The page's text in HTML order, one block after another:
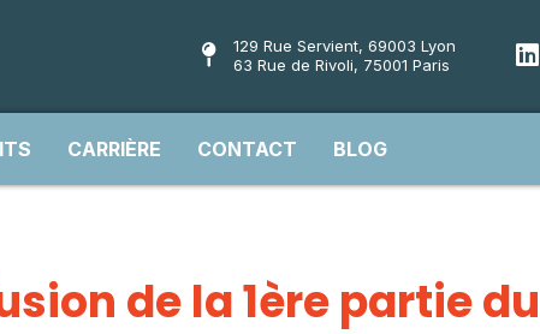
129 Rue Servient, 69003 Lyon
63 Rue de Rivoli, 75001 Paris
CARRIÈRE CONTACT BLOG
de la 1ère partie du